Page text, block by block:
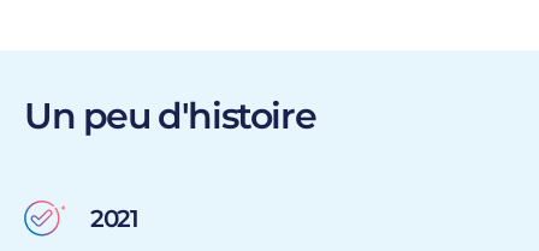
Un peu d'histoire
2021